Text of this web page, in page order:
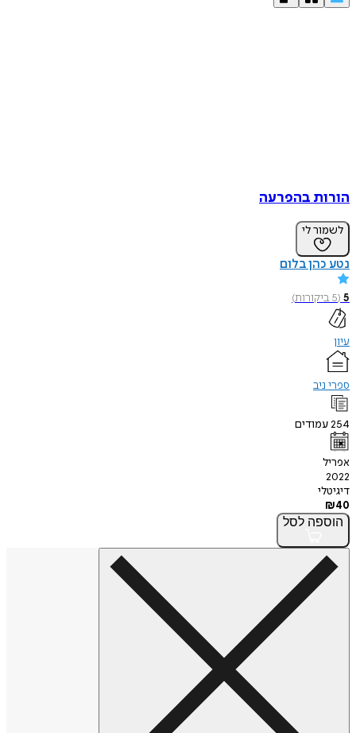
הורות בהפרעה
לשמור לי
נטע כהן בלום
5
(
5ביקורות)
עיון
ספרי ניב
254עמודים
אפריל
2022
דיגיטלי
₪40
הוספה לסל